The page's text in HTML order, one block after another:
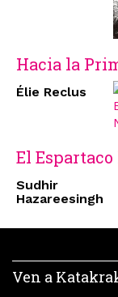
Hacia la
Élie Reclus
El Espartaco
Sudhir
Hazareesingh
Ven a